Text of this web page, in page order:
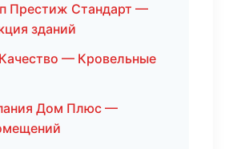
Престиж Стандарт —
зданий
— Кровельные
Дом Плюс —